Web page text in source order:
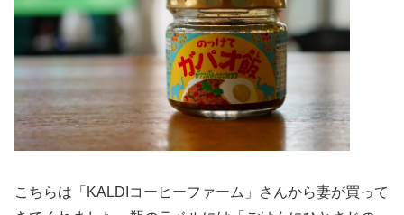
こちらは「KALDIコーヒーファーム」さんから妻が買って